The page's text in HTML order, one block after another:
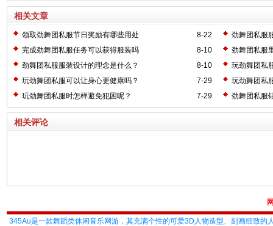
相关文章
8-22
领取劲舞团私服节日奖励有哪些用处
劲舞团私服
8-10
完成劲舞团私服任务可以获得服装吗
劲舞团私服
8-10
劲舞团私服服装设计的理念是什么？
玩劲舞团私
7-29
玩劲舞团私服可以让身心更健康吗？
玩劲舞团私
7-29
玩劲舞团私服时怎样避免犯困呢？ 劲舞团私服
相关评论
345Au是一款舞蹈类休闲音乐网游，其充满个性的可爱3D人物造型、刻画细致